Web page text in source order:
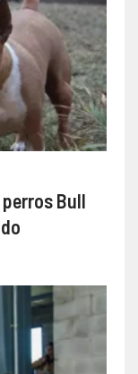
Bull